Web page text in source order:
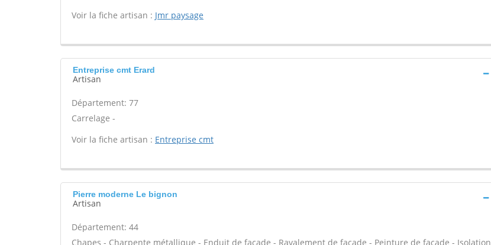
Voir la fiche artisan : Jmr paysage
Entreprise cmt Erard
Artisan
Département: 77
Carrelage -
Voir la fiche artisan : Entreprise cmt
Pierre moderne Le bignon
Artisan
Département: 44
Chapes - Charpente métallique - Enduit de façade - Ravalement de façade - Peinture de façade - Isolation